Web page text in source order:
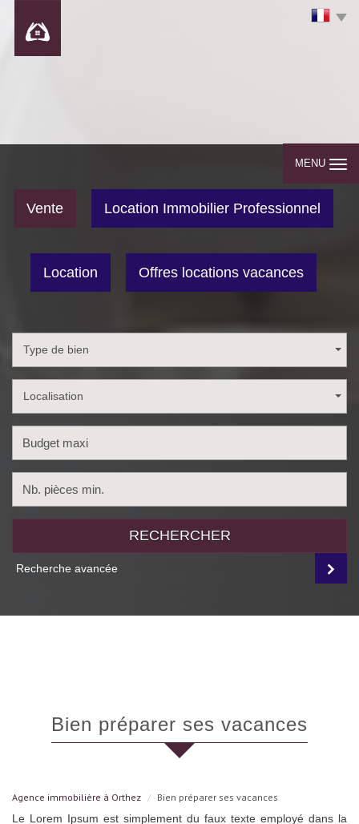
MENU
Vente Location Immobilier Professionnel
Location Offres locations vacances
Type de bien
Localisation
RECHERCHER
Recherche avancée
bien préparer ses vacances
Agence immobilière à Orthez Bien préparer ses vacances
Le Lorem Ipsum est simplement du faux texte employé dans la